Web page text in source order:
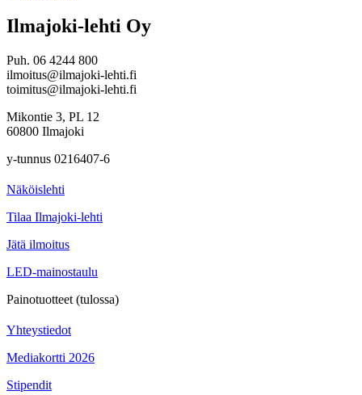
Ilmajoki-lehti Oy
Puh. 06 4244 800
ilmoitus@ilmajoki-lehti.fi
toimitus@ilmajoki-lehti.fi
Mikontie 3, PL 12
60800 Ilmajoki
y-tunnus 0216407-6
Näköislehti
Tilaa Ilmajoki-lehti
Jätä ilmoitus
LED-mainostaulu
Painotuotteet (tulossa)
Yhteystiedot
Mediakortti 2026
Stipendit